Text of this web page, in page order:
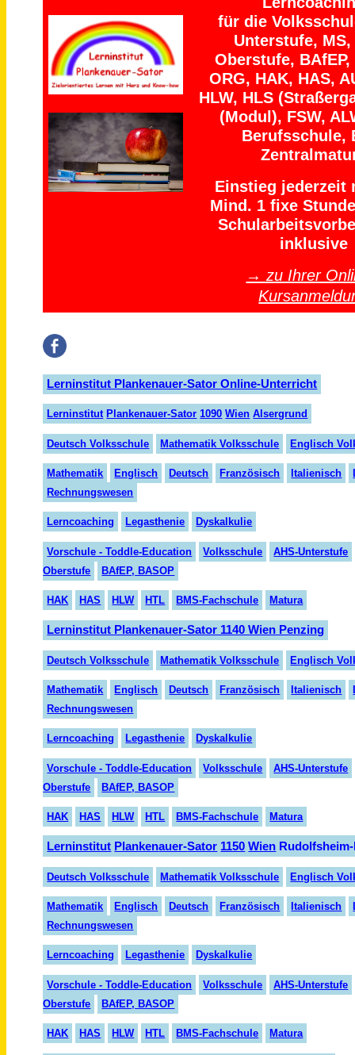
für die
Unterstufe, MS,
Oberstufe, BAfEP,
ORG, HAK, HAS,
HLW, HLS
(Modul), FSW,
Berufsschule,
Einstieg jederzeit
Mind. 1 fixe
inklusive
→ zu Ihrer
Lerninstitut Plankenauer-Sator Online-Unterricht
Lerninstitut Plankenauer-Sator 1090 Wien Alsergrund
Deutsch Volksschule Mathematik Volksschule Englisch
Mathematik Englisch Deutsch Französisch Italienisch
Rechnungswesen
Lerncoaching Legasthenie Dyskalkulie
Vorschule - Toddle-Education Volksschule
AHS-Unterstufe
Oberstufe
BAfEP, BASOP
HAK HAS HLW HTL BMS-Fachschule Matura
Lerninstitut Plankenauer-Sator 1140 Wien Penzing
Deutsch Volksschule Mathematik Volksschule Englisch
Mathematik Englisch Deutsch Französisch Italienisch
Rechnungswesen
Lerncoaching Legasthenie Dyskalkulie
Vorschule - Toddle-Education Volksschule
AHS-Unterstufe
Oberstufe
BAfEP, BASOP
HAK HAS HLW HTL BMS-Fachschule Matura
Lerninstitut Plankenauer-Sator 1150 Wien
Deutsch Volksschule Mathematik Volksschule Englisch
Mathematik Englisch Deutsch Französisch Italienisch
Rechnungswesen
Lerncoaching Legasthenie Dyskalkulie
Vorschule - Toddle-Education Volksschule
AHS-Unterstufe
Oberstufe
BAfEP, BASOP
HAK HAS HLW HTL BMS-Fachschule Matura